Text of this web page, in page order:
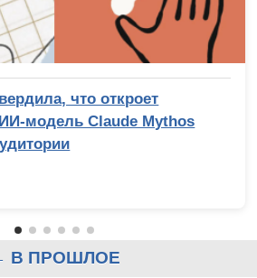
что откроет
модель Claude Mythos
В ПРОШЛОЕ